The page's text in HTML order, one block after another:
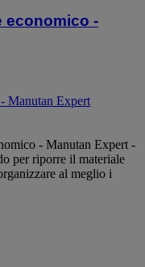
economico -
Manutan Expert
- Manutan Expert -
per riporre il materiale
al meglio i